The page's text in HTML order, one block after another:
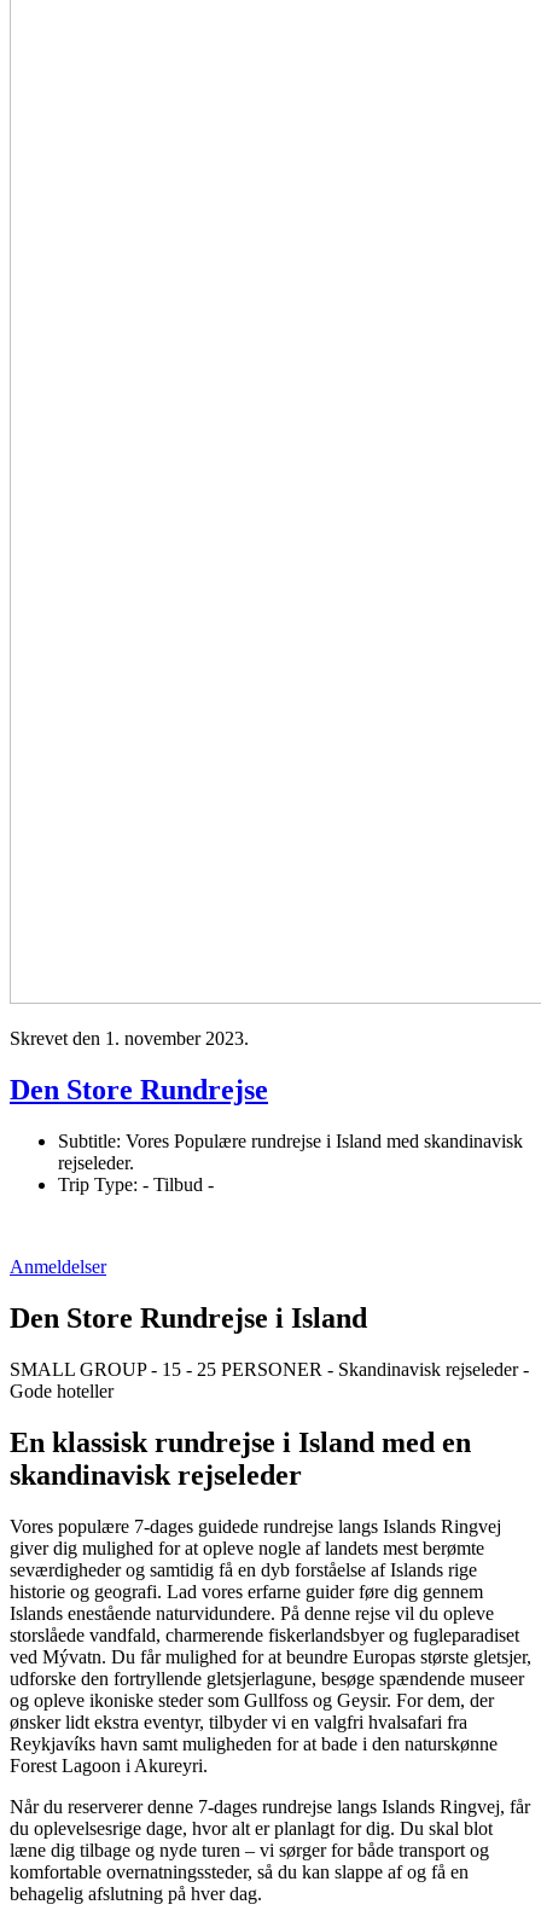
Skrevet den 1. november 2023.
Den Store Rundrejse
Subtitle: Vores Populære rundrejse i Island med skandinavisk
rejseleder.
Trip Type: - Tilbud -
Anmeldelser
Den Store Rundrejse i Island
SMALL GROUP - 15 - 25 PERSONER - Skandinavisk rejseleder -
Gode hoteller
En klassisk rundrejse i Island med en
skandinavisk rejseleder
Vores populære 7-dages guidede rundrejse langs Islands Ringvej
giver dig mulighed for at opleve nogle af landets mest berømte
seværdigheder og samtidig få en dyb forståelse af Islands rige
historie og geografi. Lad vores erfarne guider føre dig gennem
Islands enestående naturvidundere. På denne rejse vil du opleve
storslåede vandfald, charmerende fiskerlandsbyer og fugleparadiset
ved Mývatn. Du får mulighed for at beundre Europas største gletsjer,
udforske den fortryllende gletsjerlagune, besøge spændende museer
og opleve ikoniske steder som Gullfoss og Geysir. For dem, der
ønsker lidt ekstra eventyr, tilbyder vi en valgfri hvalsafari fra
Reykjavíks havn samt muligheden for at bade i den naturskønne
Forest Lagoon i Akureyri.
Når du reserverer denne 7-dages rundrejse langs Islands Ringvej, får
du oplevelsesrige dage, hvor alt er planlagt for dig. Du skal blot
læne dig tilbage og nyde turen – vi sørger for både transport og
komfortable overnatningssteder, så du kan slappe af og få en
behagelig afslutning på hver dag.